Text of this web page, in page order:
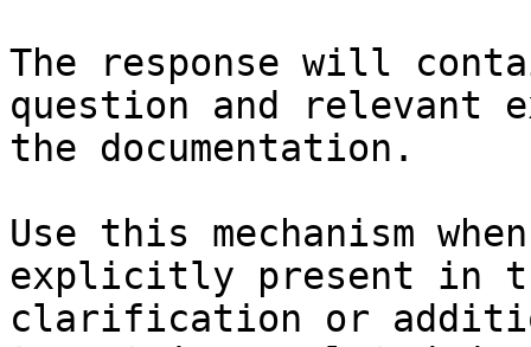
The response will
question and relevant
the documentation.
Use this mechanism
explicitly present in
clarification or